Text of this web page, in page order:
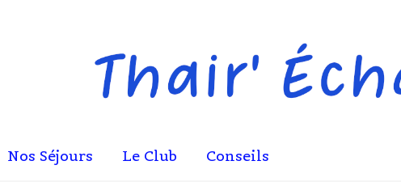
Nos Séjours Le Club Conseils